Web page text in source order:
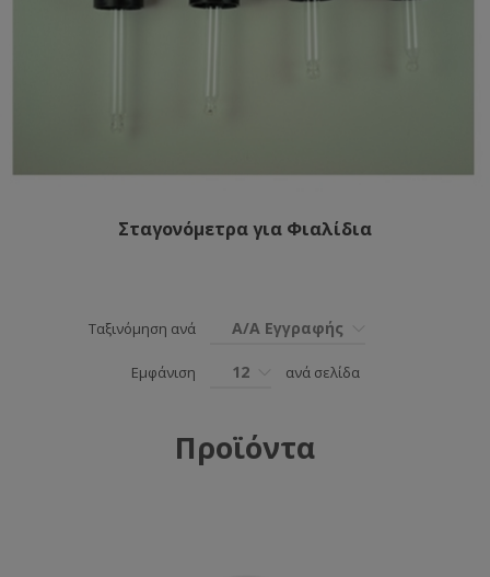
Σταγονόμετρα για Φιαλίδια
Ταξινόμηση ανά Α/Α Εγγραφής
Εμφάνιση 12 ανά σελίδα
Προϊόντα